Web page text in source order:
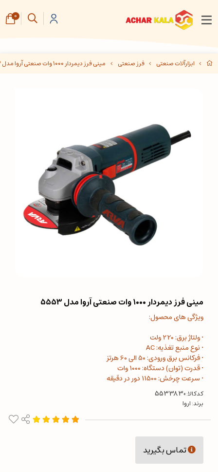
ابزارآلات صنعتی فرز صنعتی مینی فرز دیمردار ۱۰۰۰ وات صنعتی آروا مدل ۵۵۵۳
مینی فرز دیمردار ۱۰۰۰ وات صنعتی آروا مدل ۵۵۵۳
ویژگی های محصول:
• ولتاژ برق: 220 ولت
• نوع منبع تغذیه: AC
• فرکانس برق ورودی: 50 الی 60 هرتز
• قدرت (توان) دستگاه: 1000 وات
• سرعت چرخش: 11500 دور در دقیقه
کدکالا:
برند:اروا
تماس بگیرید
0